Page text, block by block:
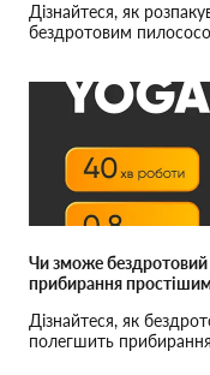
Дізнайтеся, як
бездротовим
Чи зможе бездротовий
прибирання
Дізнайтеся, як
полегшить